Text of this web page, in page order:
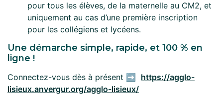
pour tous les élèves, de la maternelle au CM2, et
uniquement au cas d’une première inscription
pour les collégiens et lycéens.
Une démarche simple, rapide, et 100 % en
ligne !
Connectez-vous dès à présent ➡️ https://agglo-
lisieux.anvergur.org/agglo-lisieux/